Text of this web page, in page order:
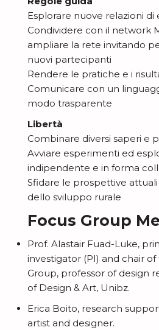
Esplorare nuove relazioni di
Condividere con il network
ampliare la rete invitando
nuovi partecipanti
Rendere le pratiche e i
Comunicare con un
modo trasparente
Libertà
Combinare diversi saperi e
Avviare esperimenti ed
indipendente e in forma
Sfidare le prospettive attuali
dello sviluppo rurale
Focus Group
Prof. Alastair Fuad-Luke,
investigator (PI) and chair
Group, professor of design
of Design & Art, Unibz.
Erica Boito, research
artist and designer.